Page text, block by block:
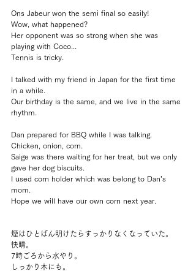
Ons Jabeur won the semi final so easily!
Wow, what happened?
Her opponent was so strong when she was
playing with Coco...
Tennis is tricky.
I talked with my friend in Japan for the first time
in a while.
Our birthday is the same, and we live in the same
rhythm.
Dan prepared for BBQ while I was talking.
Chicken, onion, corn.
Saige was there waiting for her treat, but we only
gave her dog biscuits.
I used corn holder which was belong to Dan’s
mom.
Hope we will have our own corn next year.
煙はひとばん明けたらすっかりなくなっていた。
快晴。
7時ごろから水やり。
しっかり木にも。